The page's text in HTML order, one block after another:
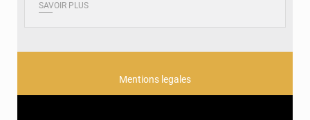
SAVOIR PLUS
Mentions legales